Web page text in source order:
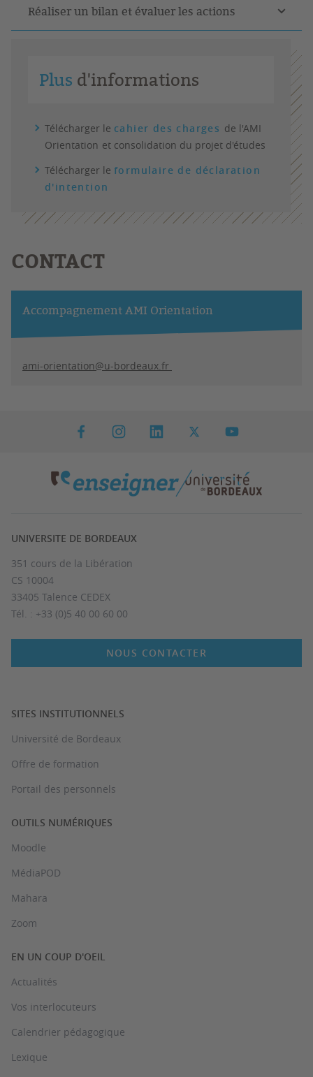
Réaliser un bilan et évaluer les actions
Plus d'informations
Télécharger le cahier des charges de l'AMI
Orientation et consolidation du projet d'études ​​​​​​
Télécharger le formulaire de déclaration
d'intention
CONTACT
Accompagnement AMI Orientation
ami-orientation@u-bordeaux.fr
UNIVERSITE DE BORDEAUX
351 cours de la Libération
CS 10004
33405 Talence CEDEX
Tél. : +33 (0)5 40 00 60 00
NOUS CONTACTER
SITES INSTITUTIONNELS
Université de Bordeaux
Offre de formation
Portail des personnels
OUTILS NUMÉRIQUES
Moodle
MédiaPOD
Mahara
Zoom
EN UN COUP D'OEIL
Actualités
Vos interlocuteurs
Calendrier pédagogique
Lexique